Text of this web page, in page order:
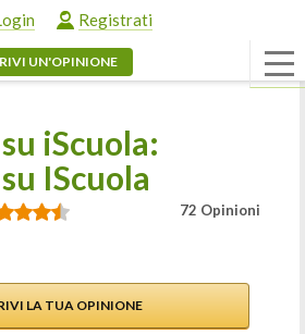
Registrati
UN'OPINIONE
iScuola:
IScuola
72 Opinioni
LA TUA OPINIONE